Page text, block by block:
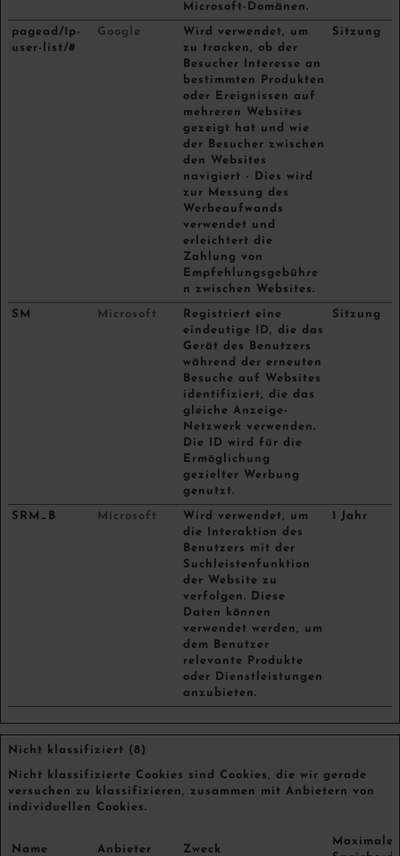
Microsoft-Domänen.
pagead/1p-
user-list/#
Google
Wird verwendet, um
zu tracken, ob der
Besucher Interesse an
bestimmten Produkten
oder Ereignissen auf
mehreren Websites
gezeigt hat und wie
der Besucher zwischen
den Websites
navigiert - Dies wird
zur Messung des
Werbeaufwands
verwendet und
erleichtert die
Zahlung von
Empfehlungsgebühre
n zwischen Websites.
Sitzung
SM Microsoft
Registriert eine
eindeutige ID, die das
Gerät des Benutzers
während der erneuten
Besuche auf Websites
identifiziert, die das
gleiche Anzeige-
Netzwerk verwenden.
Die ID wird für die
Ermöglichung
gezielter Werbung
genutzt.
Sitzung
SRM_B Microsoft
Wird verwendet, um
die Interaktion des
Benutzers mit der
Suchleistenfunktion
der Website zu
verfolgen. Diese
Daten können
verwendet werden, um
dem Benutzer
relevante Produkte
oder Dienstleistungen
anzubieten.
1 Jahr
Nicht klassifiziert (8)
Nicht klassifizierte Cookies sind Cookies, die wir gerade
versuchen zu klassifizieren, zusammen mit Anbietern von
individuellen Cookies.
Name Anbieter Zweck
Maximale